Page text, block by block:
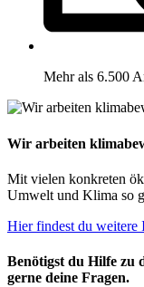
Mehr als 6.500
Wir arbeiten
Mit vielen konkreten
Umwelt und Klima so
Hier findest du weitere
Benötigst du Hilfe zu
gerne deine Fragen.